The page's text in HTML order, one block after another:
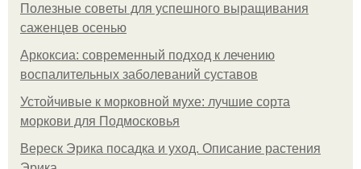
Полезные советы для успешного выращивания
саженцев осенью
Аркоксиа: современный подход к лечению
воспалительных заболеваний суставов
Устойчивые к морковной мухе: лучшие сорта
моркови для Подмосковья
Вереск Эрика посадка и уход. Описание растения